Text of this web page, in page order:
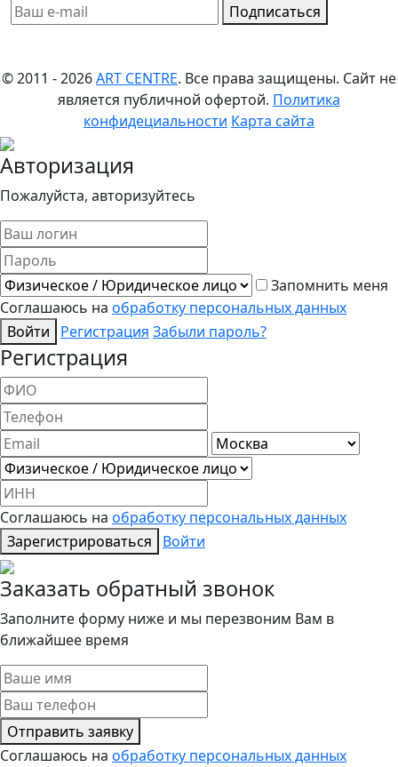
Подписаться
© 2011 - 2026ART CENTRE. Все права защищены. Сайт не
является публичной офертой. Политика
конфидециальности Карта сайта
Авторизация
Пожалуйста, авторизуйтесь
Запомнить меня
Соглашаюсь на обработку персональных данных
Войти
Регистрация Забыли пароль?
Регистрация
Соглашаюсь на обработку персональных данных
Зарегистрироваться
Войти
Заказать обратный звонок
Заполните форму ниже и мы перезвоним Вам в
ближайшее время
Отправить заявку
Соглашаюсь на обработку персональных данных